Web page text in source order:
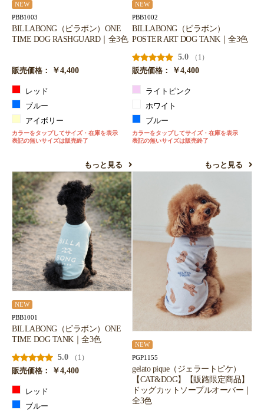
NEW
PBB1003
BILLABONG（ビラボン）ONE
TIME DOG RASHGUARD｜全3色
販売価格： ￥4,400
レッド
ブルー
アイボリー
カラーをタップしてサイズ・在庫を表示
表記の無いサイズは販売終了
もっと見る
NEW
PBB1002
BILLABONG（ビラボン）
POSTER ART DOG TANK｜全3色
5.0
（1）
販売価格：
￥4,400
ライトピンク
ホワイト
ブルー
カラーをタップしてサイズ・在庫を表示
表記の無いサイズは販売終了
もっと見る
NEW
PBB1001
BILLABONG（ビラボン）ONE
TIME DOG TANK｜全3色
5.0
（1）
販売価格：
￥4,400
レッド
ブルー
NEW
PGP1155
gelato pique（ジェラートピケ）
【CAT&DOG】【販路限定商品】
ドッグカットソープルオーバー｜
全3色